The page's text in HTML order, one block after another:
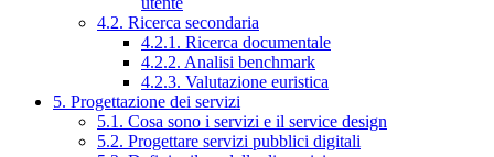
4.2. Ricerca secondaria
4.2.1. Ricerca documentale
4.2.2. Analisi benchmark
4.2.3. Valutazione euristica
5. Progettazione dei servizi
5.1. Cosa sono i servizi e il service design
5.2. Progettare servizi pubblici digitali